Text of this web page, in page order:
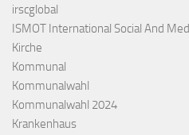
irscglobal
ISMOT International Social And
Kirche
Kommunal
Kommunalwahl
Kommunalwahl 2024
Krankenhaus